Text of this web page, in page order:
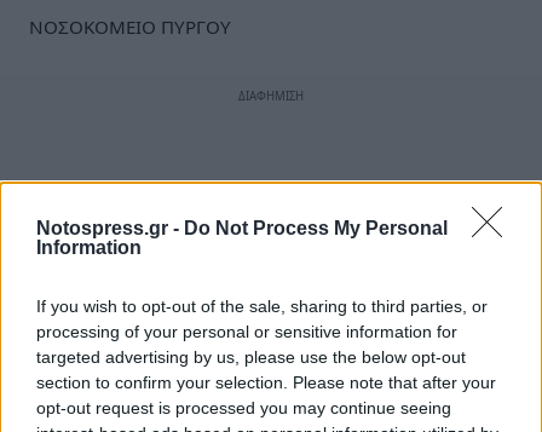
Notospress.gr - Do Not Process My Personal
Information
If you wish to opt-out of the sale, sharing to third parties, or
processing of your personal or sensitive information for
targeted advertising by us, please use the below opt-out
section to confirm your selection. Please note that after your
opt-out request is processed you may continue seeing
ΝΟΣΟΚΟΜΕΙΟ ΠΥΡΓΟΥ